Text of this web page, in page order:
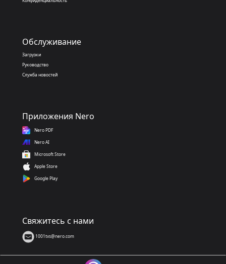
Обслуживание
Загрузки
Руководство
Служба новостей
Приложения Nero
Nero PDF
Nero AI
Microsoft Store
Apple Store
Google Play
Свяжитесь с нами
1001tvs@nero.com